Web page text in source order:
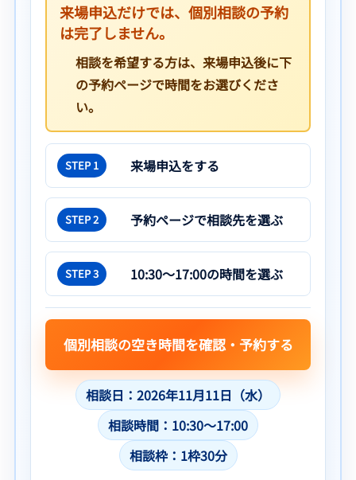
来場申込だけでは、個別相談の予約
は完了しません。
相談を希望する方は、来場申込後に下
の予約ページで時間をお選びくださ
い。
STEP 1 来場申込をする
STEP 2 予約ページで相談先を選ぶ
STEP 3 10:30〜17:00の時間を選ぶ
個別相談の空き時間を確認・予約する
相談日：2026年11月11日（水）
相談時間：10:30〜17:00
相談枠：1枠30分